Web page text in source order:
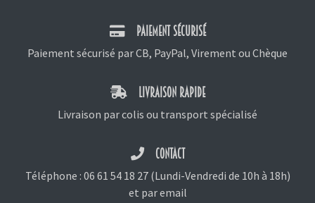
PAIEMENT SÉCURISÉ
Paiement sécurisé par CB, PayPal, Virement ou Chèque
LIVRAISON RAPIDE
Livraison par colis ou transport spécialisé
CONTACT
Téléphone : 06 61 54 18 27(Lundi-Vendredi de 10h à 18h)
et par email